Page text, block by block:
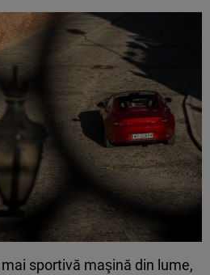
sportivă maşină din lume,